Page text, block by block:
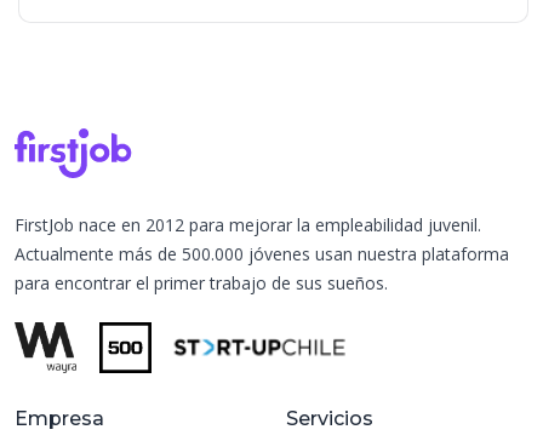
FirstJob nace en 2012 para mejorar la empleabilidad juvenil.
Actualmente más de 500.000 jóvenes usan nuestra plataforma
para encontrar el primer trabajo de sus sueños.
Empresa
Servicios